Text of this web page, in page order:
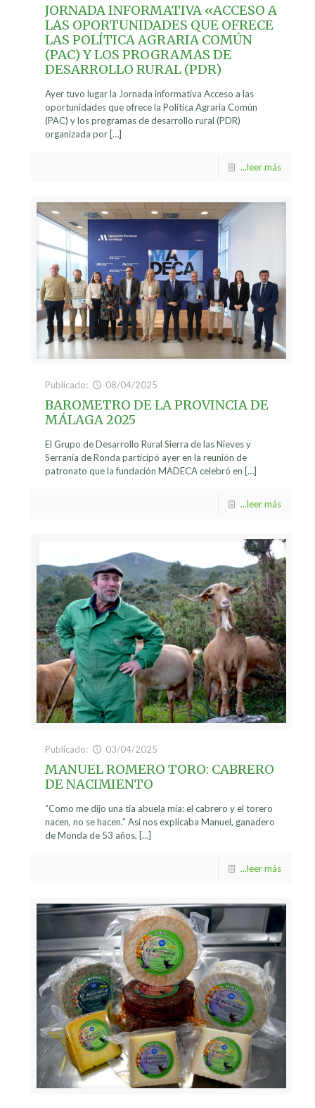
JORNADA INFORMATIVA «ACCESO A
LAS OPORTUNIDADES QUE OFRECE
LAS POLÍTICA AGRARIA COMÚN
(PAC) Y LOS PROGRAMAS DE
DESARROLLO RURAL (PDR)
Ayer tuvo lugar la Jornada informativa Acceso a las
oportunidades que ofrece la Política Agraria Común
(PAC) y los programas de desarrollo rural (PDR)
organizada por […]
...leer más
Publicado: 08/04/2025
BAROMETRO DE LA PROVINCIA DE
MÁLAGA 2025
El Grupo de Desarrollo Rural Sierra de las Nieves y
Serranía de Ronda participó ayer en la reunión de
patronato que la fundación MADECA celebró en […]
...leer más
Publicado: 03/04/2025
MANUEL ROMERO TORO: CABRERO
DE NACIMIENTO
“Como me dijo una tía abuela mía: el cabrero y el torero
nacen, no se hacen.” Así nos explicaba Manuel, ganadero
de Monda de 53 años, […]
...leer más